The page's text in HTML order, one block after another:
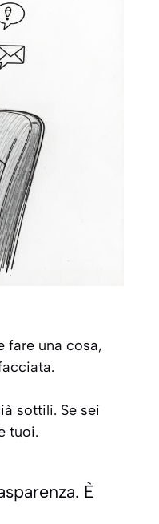
fare una cosa,
sottili. Se sei
tuoi.
È